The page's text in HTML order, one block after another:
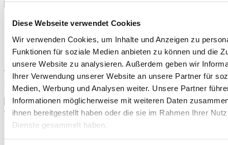
Diese Webseite verwendet Cookies
Wir verwenden Cookies, um Inhalte und Anzeigen zu
Funktionen für soziale Medien anbieten zu können und die
unsere Website zu analysieren. Außerdem geben wir
Ihrer Verwendung unserer Website an unsere Partner für
Medien, Werbung und Analysen weiter. Unsere Partner
Informationen möglicherweise mit weiteren Daten
ihnen bereitgestellt haben oder die sie im Rahmen Ihrer
Dienste gesammelt haben.
Shell Super FuelSave 95 schützt vor Verschleiß, Korrosion und der
Bildung von Ablagerungen.34, 45 Mit einer innovativen
Technologie, die dabei hilft, wichtige Komponenten des
Kraftstoffsystems gründlich zu reinigen. 34, 41, 42
Shell Super FuelSave E10